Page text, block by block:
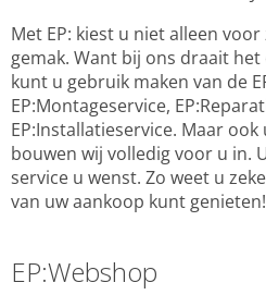
Met EP: kiest u niet alleen
gemak. Want bij ons draait
kunt u gebruik maken van de
EP:Montageservice,
EP:Installatieservice. Maar
bouwen wij volledig voor u in.
service u wenst. Zo weet u
van uw aankoop kunt genieten!
EP:Webshop